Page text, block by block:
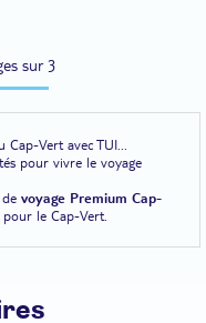
sur 3
Vert avec TUI...
pour vivre le voyage
voyage Premium Cap-
le Cap-Vert.